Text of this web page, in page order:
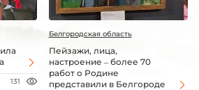
131
Белгородская область
Пейзажи, лица,
настроение – более 70
работ о Родине
представили в Белгороде